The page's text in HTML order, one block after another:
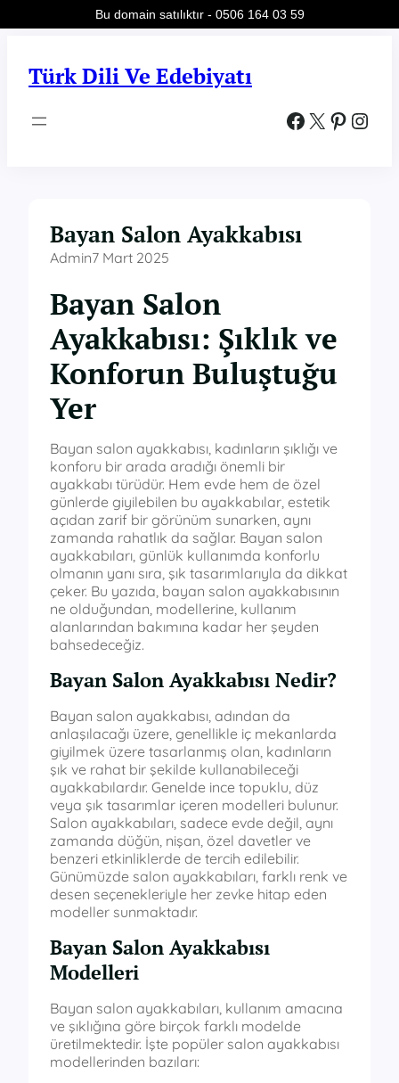
Türk Dili Ve Edebiyatı
Facebook X Pinterest Instagram
Bayan Salon Ayakkabısı
Admin7 Mart 2025
Bayan Salon
Ayakkabısı: Şıklık ve
Konforun Buluştuğu
Yer
Bayan salon ayakkabısı, kadınların şıklığı ve
konforu bir arada aradığı önemli bir
ayakkabı türüdür. Hem evde hem de özel
günlerde giyilebilen bu ayakkabılar, estetik
açıdan zarif bir görünüm sunarken, aynı
zamanda rahatlık da sağlar. Bayan salon
ayakkabıları, günlük kullanımda konforlu
olmanın yanı sıra, şık tasarımlarıyla da dikkat
çeker. Bu yazıda, bayan salon ayakkabısının
ne olduğundan, modellerine, kullanım
alanlarından bakımına kadar her şeyden
bahsedeceğiz.
Bayan Salon Ayakkabısı Nedir?
Bayan salon ayakkabısı, adından da
anlaşılacağı üzere, genellikle iç mekanlarda
giyilmek üzere tasarlanmış olan, kadınların
şık ve rahat bir şekilde kullanabileceği
ayakkabılardır. Genelde ince topuklu, düz
veya şık tasarımlar içeren modelleri bulunur.
Salon ayakkabıları, sadece evde değil, aynı
zamanda düğün, nişan, özel davetler ve
benzeri etkinliklerde de tercih edilebilir.
Günümüzde salon ayakkabıları, farklı renk ve
desen seçenekleriyle her zevke hitap eden
modeller sunmaktadır.
Bayan Salon Ayakkabısı
Modelleri
Bayan salon ayakkabıları, kullanım amacına
ve şıklığına göre birçok farklı modelde
üretilmektedir. İşte popüler salon ayakkabısı
modellerinden bazıları:
Bu domain satılıktır - 0506 164 03 59